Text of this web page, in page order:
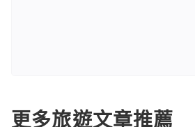
更多旅遊文章推薦